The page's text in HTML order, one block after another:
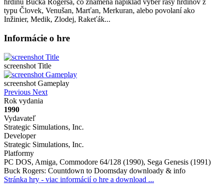
hrdinu Bucka Rogersa, čo znamená napíklad výber rasy hrdinov z
typu Človek, Venušan, Marťan, Merkuran, alebo povolaní ako
Inžinier, Medik, Zlodej, Rakeťák...
Informácie o hre
screenshot Title
screenshot Gameplay
Previous Next
Rok vydania
1990
Vydavateľ
Strategic Simulations, Inc.
Developer
Strategic Simulations, Inc.
Platformy
PC DOS, Amiga, Commodore 64/128 (1990), Sega Genesis (1991)
Buck Rogers: Countdown to Doomsday downloady & info
Stránka hry - viac informácií o hre a download ...